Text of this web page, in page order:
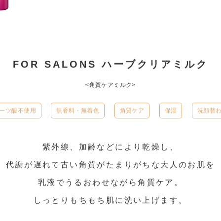
FOR SALONSハーブクリアミルク
<角質ケアミルク>
ツ酸不使用 無香料・無着色 角質ケア 保湿 洗顔替
紫外線、加齢などにより乾燥し、
代謝が遅れて古い角質がたまりがちな大人のお肌を
乳液でうるおわせながら角質ケア。
しっとりもちもち肌に洗い上げます。